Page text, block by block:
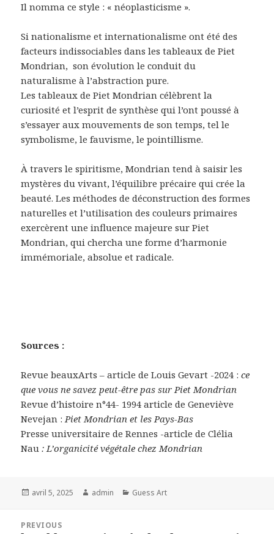
Il nomma ce style : « néoplasticisme ».
Si nationalisme et internationalisme ont été des
facteurs indissociables dans les tableaux de Piet
Mondrian, son évolution le conduit du
naturalisme à l’abstraction pure.
Les tableaux de Piet Mondrian célèbrent la
curiosité et l’esprit de synthèse qui l’ont poussé à
s’essayer aux mouvements de son temps, tel le
symbolisme, le fauvisme, le pointillisme.
À travers le spiritisme, Mondrian tend à saisir les
mystères du vivant, l’équilibre précaire qui crée la
beauté. Les méthodes de déconstruction des formes
naturelles et l’utilisation des couleurs primaires
exercèrent une influence majeure sur Piet
Mondrian, qui chercha une forme d’harmonie
immémoriale, absolue et radicale.
Sources :
Revue beauxArts – article de Louis Gevart -2024 :ce
que vous ne savez peut-être pas sur Piet Mondrian
Revue d’histoire n°44- 1994 article de Geneviève
Nevejan :Piet Mondrian et les Pays-Bas
Presse universitaire de Rennes -article de Clélia
Nau : L’organicité végétale chez Mondrian
Posted
avril 5, 2025 Author
admin Categories
Guess Art
PREVIOUS